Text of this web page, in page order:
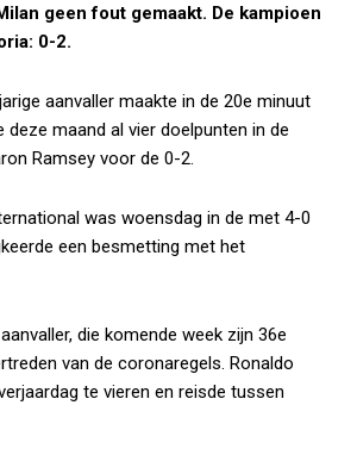
geen fout gemaakt. De kampioen
0-2.
aanvaller maakte in de 20e minuut
maand al vier doelpunten in de
Ramsey voor de 0-2.
was woensdag in de met 4-0
een besmetting met het
die komende week zijn 36e
van de coronaregels. Ronaldo
te vieren en reisde tussen